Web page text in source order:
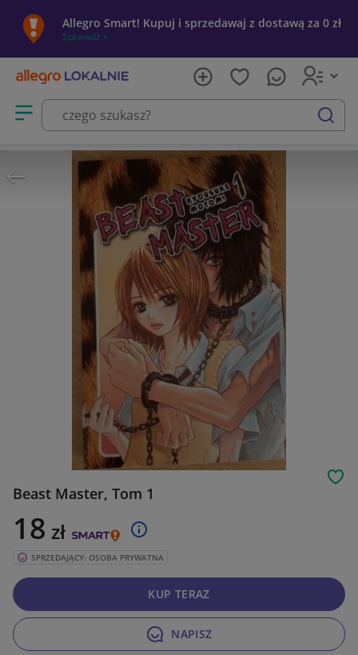
Allegro Smart! Kupuj i sprzedawaj z dostawą za 0 zł
Sprawdź »
Otwórz menu z kategoriami
szukaj
Beast Master, Tom 1
18 zł
SPRZEDAJĄCY: OSOBA PRYWATNA
NAPISZ
KUP TERAZ